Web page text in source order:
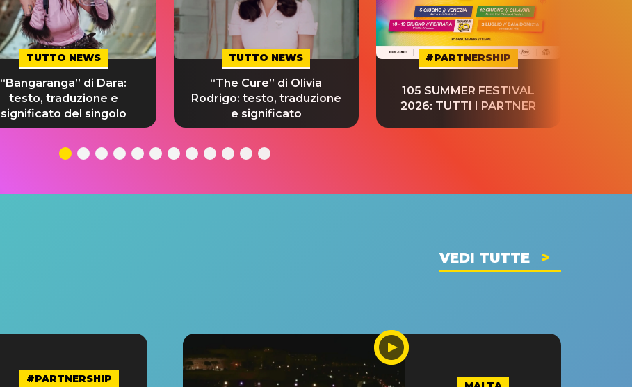
TUTTO NEWS
“Bangaranga” di Dara:
testo, traduzione e
significato del singolo
TUTTO NEWS
“The Cure” di Olivia
Rodrigo: testo, traduzione
e significato
#PARTNERSHIP
105 SUMMER FESTIVAL
2026: TUTTI I PARTNER
VEDI TUTTE
#PARTNERSHIP